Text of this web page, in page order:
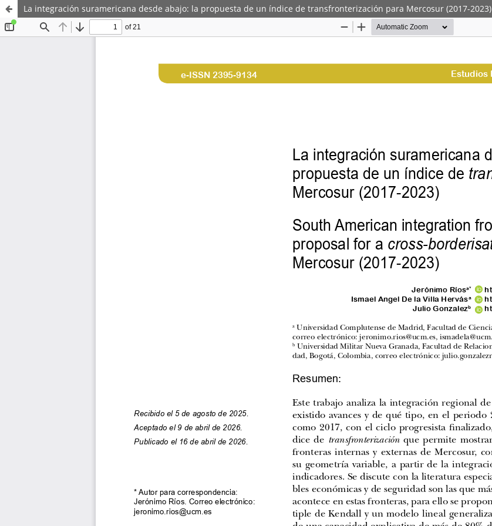
La integración suramericana desde abajo: la propuesta de un índice de transfronterización para Mercosur (2017-2023)